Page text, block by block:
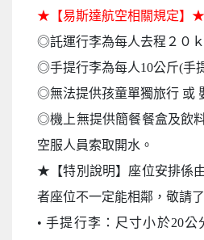
★【易斯達航空相關規定】★
◎託運行李為每人去程２０
◎手提行李為每人10公斤(手
◎無法提供孩童單獨旅行 或
◎機上無提供簡餐餐盒及飲
空服人員索取開水。
★【特別說明】座位安排係
者座位不一定能相鄰，敬請了
• 手提行李：尺寸小於20公